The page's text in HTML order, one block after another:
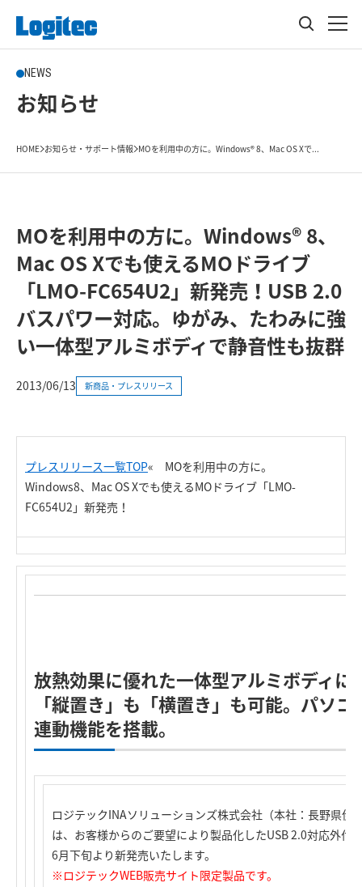
NEWS
お知らせ
HOME お知らせ・サポート情報 MOを利用中の方に。Windows® 8、Mac OS Xで...
MOを利用中の方に。Windows® 8、
Mac OS Xでも使えるMOドライブ
「LMO-FC654U2」新発売！USB 2.0
バスパワー対応。ゆがみ、たわみに強
い一体型アルミボディで静音性も抜群
2013/06/13 新商品・プレスリリース
プレスリリース一覧TOP« MOを利用中の方に。
Windows8、Mac OS Xでも使えるMOドライブ「LMO-
FC654U2」新発売！
放熱効果に優れた一体型アルミボディ
「縦置き」も「横置き」も可能。パソ
連動機能を搭載。
ロジテックINAソリューションズ株式会社（本社：長野県伊
は、お客様からのご要望により製品化したUSB 2.0対応外付
6月下旬より新発売いたします。
※ロジテックWEB販売サイト限定製品です。